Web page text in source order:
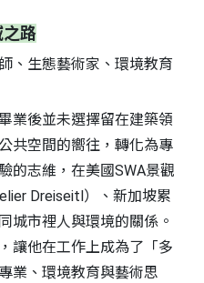
路
、生態藝術家、環境教育
業後並未選擇留在建築領
共空間的嚮往，轉化為專
的志維，在美國SWA景觀
Dreiseitl）、新加坡累
城市裡人與環境的關係。
讓他在工作上成為了「多
業、環境教育與藝術思